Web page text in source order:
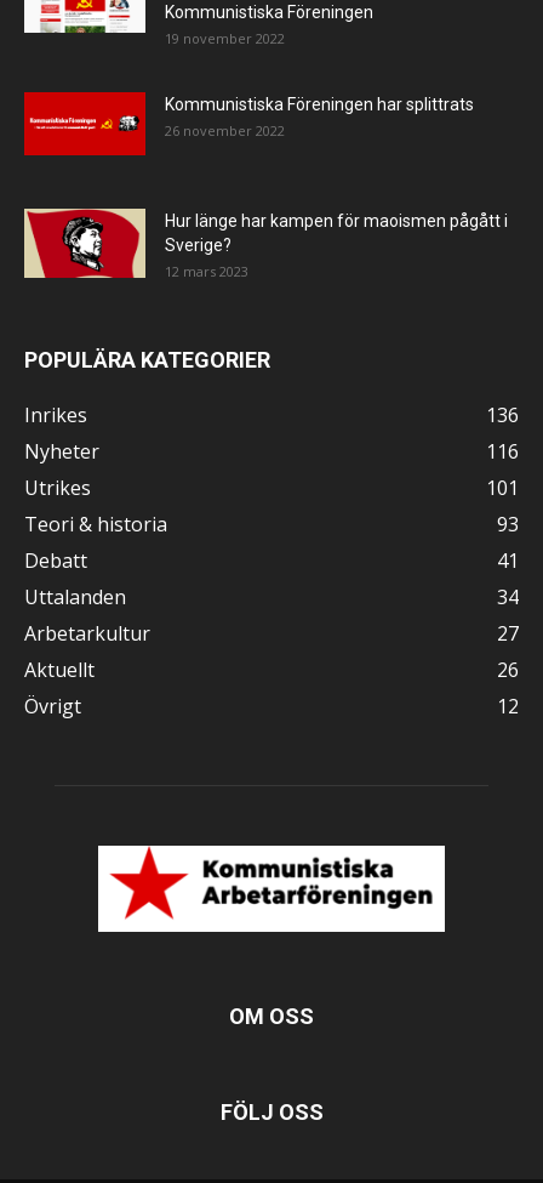
Kommunistiska Föreningen
19 november 2022
Kommunistiska Föreningen har splittrats
26 november 2022
Hur länge har kampen för maoismen pågått i
Sverige?
12 mars 2023
POPULÄRA KATEGORIER
Inrikes
136
Nyheter
116
Utrikes
101
Teori & historia
93
Debatt
41
Uttalanden
34
Arbetarkultur
27
Aktuellt
26
Övrigt
12
OM OSS
FÖLJ OSS